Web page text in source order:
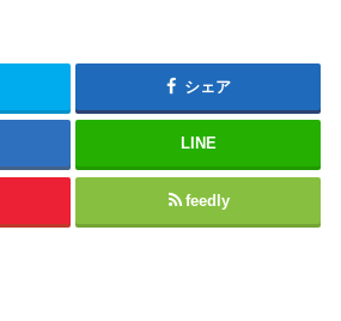
シェア
LINE
feedly